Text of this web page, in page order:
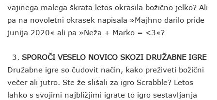
vajinega malega škrata letos okrasila božično jelko? Ali
pa na novoletni okrasek napisala »Majhno darilo pride
junija 2020« ali pa »Neža + Marko = <3«?
SPOROČI VESELO NOVICO SKOZI DRUŽABNE IGRE
Družabne igre so čudovit način, kako preživeti božični
večer ali jutro. Ste že slišali za igro Scrabble? Letos
lahko s svojimi najbližjimi igrate to igro sestavljanja